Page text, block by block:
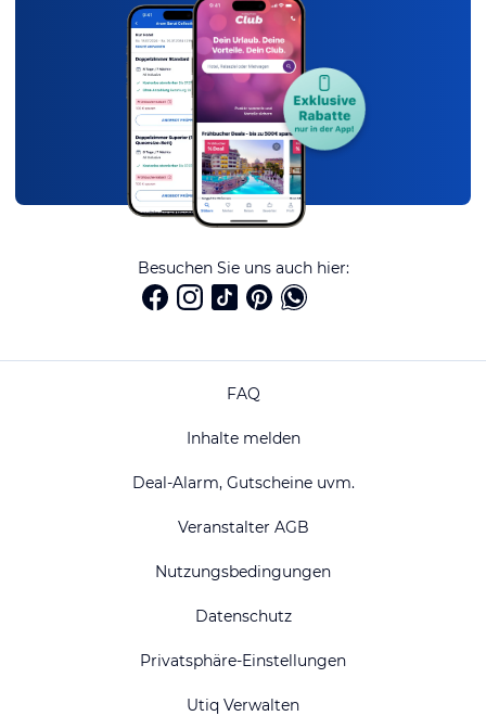
Besuchen Sie uns auch hier:
FAQ
Inhalte melden
Deal-Alarm, Gutscheine uvm.
Veranstalter AGB
Nutzungsbedingungen
Datenschutz
Privatsphäre-Einstellungen
Utiq Verwalten